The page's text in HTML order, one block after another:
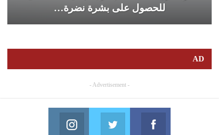
للحصول على بشرة نضرة…
AD
- Advertisement -
Facebook
Join us on Facebook
Twitter
Join us on Twitter